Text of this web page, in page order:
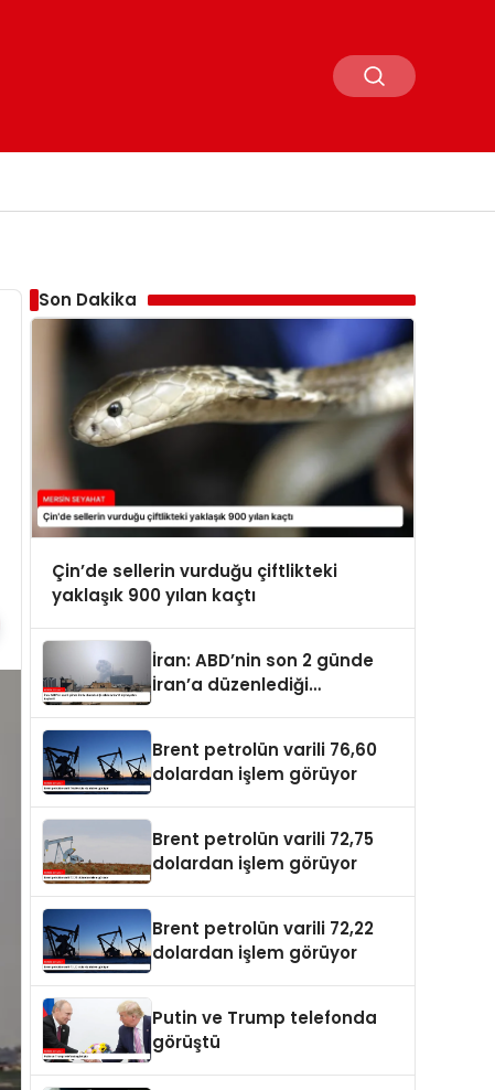
Son Dakika
Çin’de sellerin vurduğu çiftlikteki
yaklaşık 900 yılan kaçtı
İran: ABD’nin son 2 günde
İran’a düzenlediği
Brent petrolün varili 76,60
dolardan işlem görüyor
Brent petrolün varili 72,75
dolardan işlem görüyor
Brent petrolün varili 72,22
dolardan işlem görüyor
Putin ve Trump telefonda
görüştü